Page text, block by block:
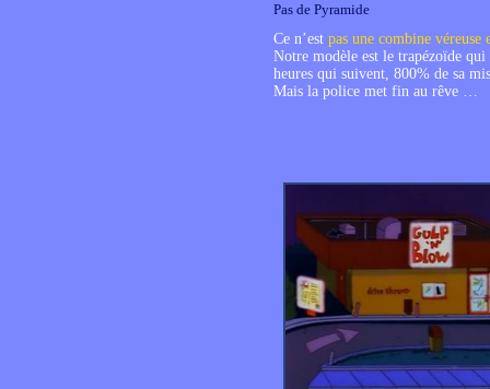
Pas de Pyramide
Ce n’est pas une combine
Notre modèle est le trapézoïde qui
heures qui suivent, 800% de sa
Mais la police met fin au rêve …